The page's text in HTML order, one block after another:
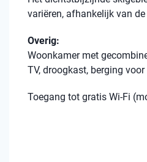
variëren, afhankelijk van
Overig:
Woonkamer met
TV, droogkast, berging
Toegang tot gratis Wi-Fi